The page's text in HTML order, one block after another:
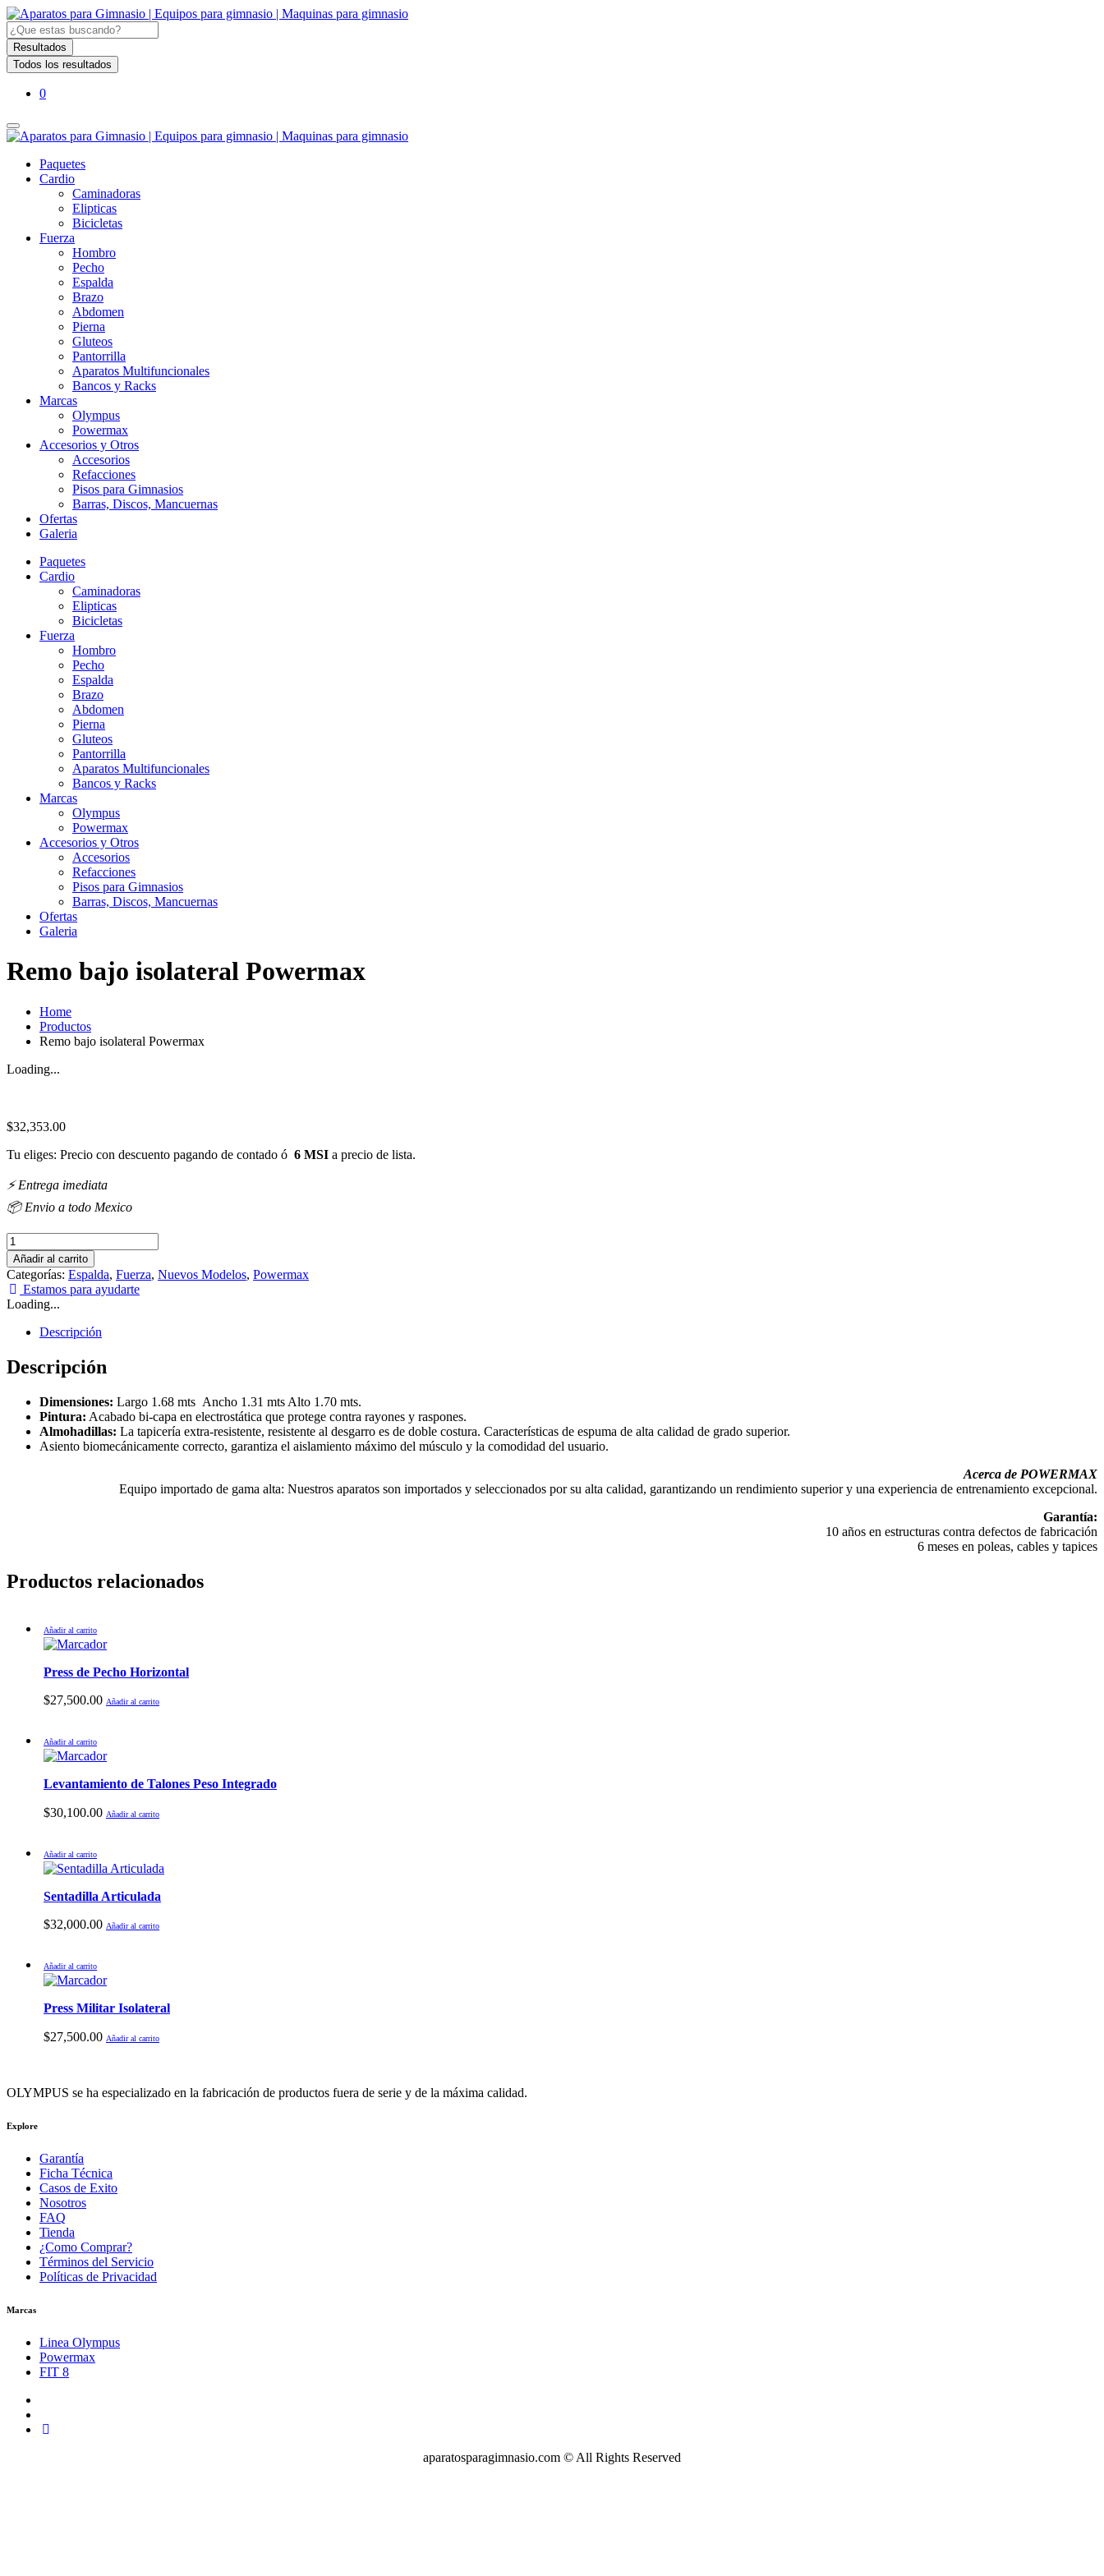
Search
...Resultados
Todos los resultados
0
Paquetes
Cardio
Caminadoras
Elipticas
Bicicletas
Fuerza
Hombro
Pecho
Espalda
Brazo
Abdomen
Pierna
Gluteos
Pantorrilla
Aparatos Multifuncionales
Bancos y Racks
Marcas
Olympus
Powermax
Accesorios y Otros
Accesorios
Refacciones
Pisos para Gimnasios
Barras, Discos, Mancuernas
Ofertas
Galeria
Paquetes
Cardio
Caminadoras
Elipticas
Bicicletas
Fuerza
Hombro
Pecho
Espalda
Brazo
Abdomen
Pierna
Gluteos
Pantorrilla
Aparatos Multifuncionales
Bancos y Racks
Marcas
Olympus
Powermax
Accesorios y Otros
Accesorios
Refacciones
Pisos para Gimnasios
Barras, Discos, Mancuernas
Ofertas
Galeria
Remo bajo isolateral Powermax
Home
Productos
Remo bajo isolateral Powermax
Loading...
$32,353.00
Tu eliges: Precio con descuento pagando de contado ó 6 MSI a precio de lista.
⚡️ Entrega imediata
📦 Envio a todo Mexico
Remo
bajo
isolateral
Powermax
cantidad
Añadir al carrito
Categorías: Espalda, Fuerza, Nuevos Modelos, Powermax
Estamos para ayudarte
Loading...
Descripción
Descripción
Dimensiones: Largo 1.68 mts Ancho 1.31 mts Alto 1.70 mts.
Pintura: Acabado bi-capa en electrostática que protege contra rayones y raspones.
Almohadillas: La tapicería extra-resistente, resistente al desgarro es de doble costura. Características de espuma de alta calidad de grado superior.
Asiento biomecánicamente correcto, garantiza el aislamiento máximo del músculo y la comodidad del usuario.
Acerca de POWERMAX
Equipo importado de gama alta: Nuestros aparatos son importados y seleccionados por su alta calidad, garantizando un rendimiento superior y una experiencia de entrenamiento excepcional.
Garantía:
10 años en estructuras contra defectos de fabricación
6 meses en poleas, cables y tapices
Productos relacionados
Añadir al carrito
Press de Pecho Horizontal
$27,500.00 Añadir al carrito
Añadir al carrito
Levantamiento de Talones Peso Integrado
$30,100.00 Añadir al carrito
Añadir al carrito
Sentadilla Articulada
$32,000.00 Añadir al carrito
Añadir al carrito
Press Militar Isolateral
$27,500.00 Añadir al carrito
OLYMPUS se ha especializado en la fabricación de productos fuera de serie y de la máxima calidad.
Explore
Garantía
Ficha Técnica
Casos de Exito
Nosotros
FAQ
Tienda
¿Como Comprar?
Términos del Servicio
Políticas de Privacidad
Marcas
Linea Olympus
Powermax
FIT 8
aparatosparagimnasio.com © All Rights Reserved